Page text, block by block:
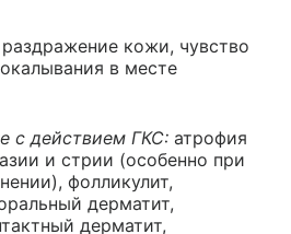
раздражение кожи, чувство
в месте
с действием ГКС: атрофия
и стрии (особенно при
фолликулит,
дерматит,
дерматит,